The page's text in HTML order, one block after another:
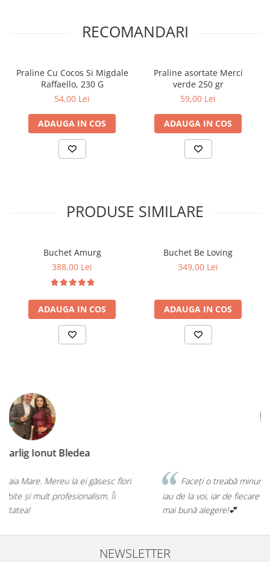
RECOMANDARI
Praline Cu Cocos Si Migdale
Raffaello, 230 G
54,00 Lei
ADAUGA IN COS
Praline asortate Merci
verde 250 gr
59,00 Lei
ADAUGA IN COS
PRODUSE SIMILARE
Buchet Amurg
388,00 Lei
ADAUGA IN COS
Buchet Be Loving
349,00 Lei
ADAUGA IN COS
Faceți o treabă minunată! Orice buchet sau aranjament îl
iau de la voi, iar de fiecare dată mi-ați confirmat că am făcut cea
mai bună alegere!💕
NEWSLETTER